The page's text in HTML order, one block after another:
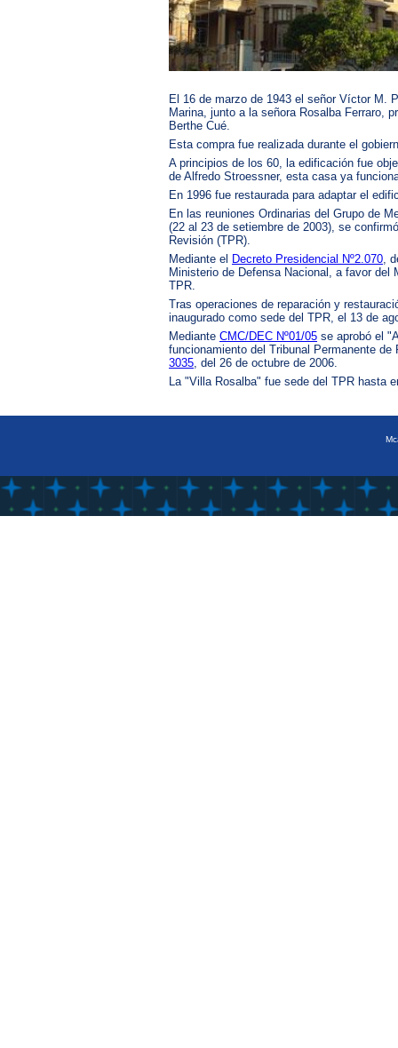
El 16 de marzo de 1943 el señor Víctor M.
Marina, junto a la señora Rosalba Ferraro,
Berthe Cué.
Esta compra fue realizada durante el
A principios de los 60, la edificación fue
de Alfredo Stroessner, esta casa ya
En 1996 fue restaurada para adaptar el
En las reuniones Ordinarias del Grupo de
(22 al 23 de setiembre de 2003), se
Revisión (TPR).
Mediante el Decreto Presidencial Nº2.070,
Ministerio de Defensa Nacional, a favor
TPR.
Tras operaciones de reparación y
inaugurado como sede del TPR, el 13 de
Mediante CMC/DEC Nº01/05 se aprobó el
funcionamiento del Tribunal Permanente
3035, del 26 de octubre de 2006.
La "Villa Rosalba" fue sede del TPR hasta